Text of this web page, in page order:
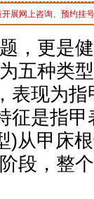
展网上咨询、预约挂
更是健
五种类
表现为
征是指
)从甲床
段，整